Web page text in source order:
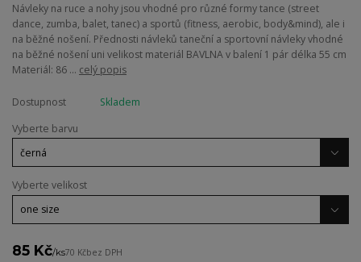
Návleky na ruce a nohy jsou vhodné pro různé formy tance (street
dance, zumba, balet, tanec) a sportů (fitness, aerobic, body&mind), ale i
na běžné nošení. Přednosti návleků taneční a sportovní návleky vhodné
na běžné nošení uni velikost materiál BAVLNA v balení 1 pár délka 55 cm
Materiál: 86 ... celý popis
Dostupnost
Skladem
Vyberte barvu
Vyberte velikost
85 Kč/ks70 Kčbez DPH